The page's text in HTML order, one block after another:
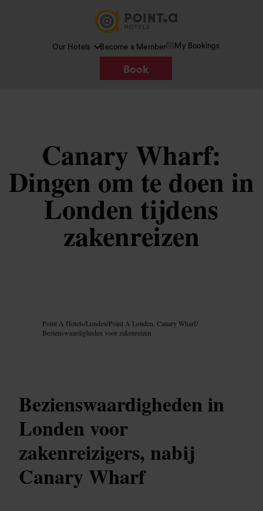
Our Hotels Become a Member My Bookings
Book
Canary Wharf:
Dingen om te doen in
Londen tijdens
zakenreizen
Point A Hotels/Londen/Point A Londen, Canary Wharf/
Bezienswaardigheden voor zakenreizen
Bezienswaardigheden in
Londen voor
zakenreizigers, nabij
Canary Wharf